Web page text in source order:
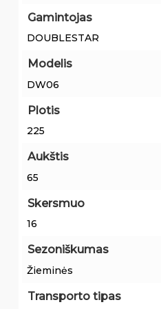
Gamintojas
DOUBLESTAR
Modelis
DW06
Plotis
225
Aukštis
65
Skersmuo
16
Sezoniškumas
Žieminės
Transporto tipas